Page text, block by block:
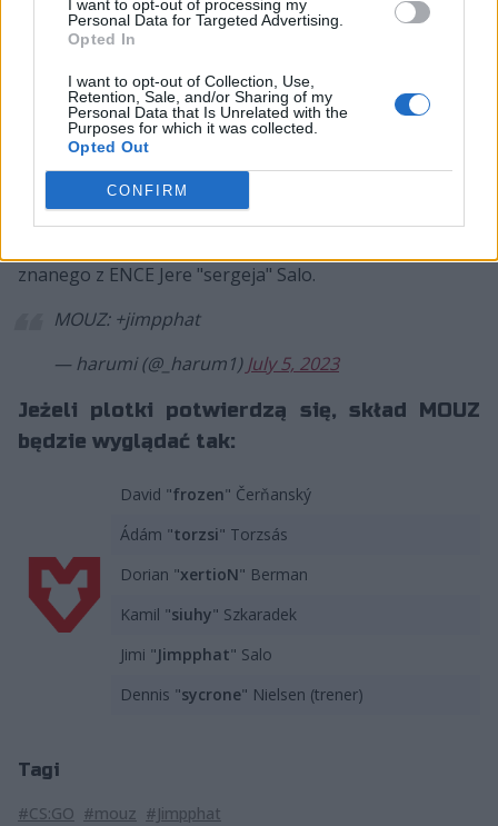
I want to opt-out of processing my
Personal Data for Targeted Advertising.
Opted In
I want to opt-out of Collection, Use,
Retention, Sale, and/or Sharing of my
Personal Data that Is Unrelated with the
Purposes for which it was collected.
Opted Out
CONFIRM
od maja ubiegłego roku związany jest z niemiecką
organizacją, ale dotychczas grał jedynie w jej akademii,
Dorianem "xertioNem" Bermanem. Co ciekawe, w 2018
roku nastolatek został ukarany VAC banem z uwagi na
cheatowanie, ale późniejsza abolicja i zmiana
przepisów Valve sprawiły, że od stycznia tego roku
znowu może on bez problemu rywalizować na
wszystkich turniejach, w tym również na Majorach.
znanego z ENCE Jere "sergeja" Salo.
MOUZ: +jimpphat
— harumi (@_harum1) July 5, 2023
Jeżeli plotki potwierdzą się, skład MOUZ
będzie wyglądać tak:
David "frozen" Čerňanský
Ádám "torzsi" Torzsás
Dorian "xertioN" Berman
Kamil "siuhy" Szkaradek
Jimi "Jimpphat" Salo
Dennis "⁠sycrone⁠" Nielsen (trener)
Tagi
#CS:GO #mouz #Jimpphat